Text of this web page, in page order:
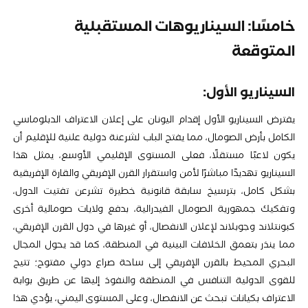
خامسًا: السيناريوهات المستقبلية
المتوقعة
السيناريو الأول:
يفترض السيناريو الأول إقدام اليونان على إعلان الاعتراف الدبلوماسي
الكامل بأرض الصومال، مما يفتح الباب لشرعنة دولية علنية للإقليم أن
يكون لاعبًا مستقلًا، فعلى المستوى الإقليمي الأوسع، يمثل هذا
السيناريو تهديدًا مباشرًا لأمن واستقرار القرن الإفريقي والقارة الإفريقية
بشكل كامل، بترسيخ سابقة قانونية خطيرة تشرعن تفتيت الدول،
وتفكيك جمهورية الصومال الفيدرالية، بدفع ولايات صومالية أخرى
كبونتلاند وجوبلاند لإعلان الانفصال، أو غيرها في دول القرن الإفريقي،
مما ينذر بتعمق الخلافات البينية في المنطقة، كما قد يحول المجال
البحري المحيط بالقرن الإفريقي إلى ساحة صراع دولي مفتوح؛ تتيح
للقوى الدولية التنافس في المنطقة والنفوذ إليها عن طريق بوابة
الاعتراف بكيانات تبحث عن الانفصال، وعلى المستوى اليمني، يؤدي هذا